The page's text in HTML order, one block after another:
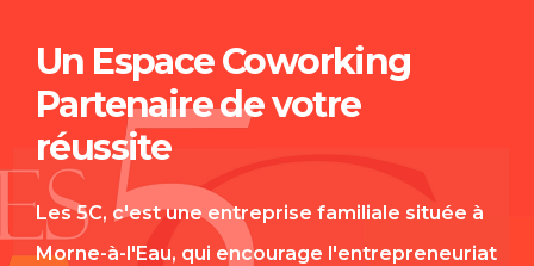
Un Espace Coworking
Partenaire de votre
réussite
Les 5C, c'est une entreprise familiale située à
Morne-à-l'Eau, qui encourage l'entrepreneuriat